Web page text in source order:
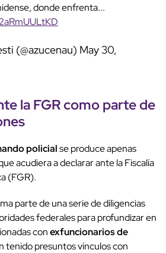
donde enfrenta...
(@azucenau) May 30,
la FGR como parte de
policialse produce apenas
acudiera a declarar ante la Fiscalía
(FGR).
parte de una serie de diligencias
federales para profundizar en
conexfuncionarios de
tenido presuntos vínculos con